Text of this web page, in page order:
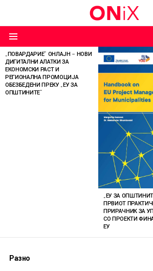
LATEST
STORIES
„ПОВАРДАРИЕ“ ОНЛАЈН – НОВИ
ДИГИТАЛНИ АЛАТКИ ЗА
ЕКОНОМСКИ РАСТ И
РЕГИОНАЛНА ПРОМОЦИЈА
ОБЕЗБЕДЕНИ ПРЕКУ „ЕУ ЗА
ОПШТИНИТЕ“
„ЕУ ЗА
ПРВИОТ
ПРИРАЧНИК ЗА
СО ПРОЕКТИ
ЕУ
Разно